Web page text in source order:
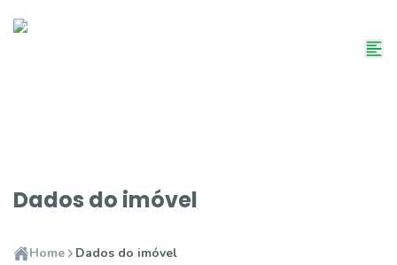
Dados do imóvel
Home Dados do imóvel